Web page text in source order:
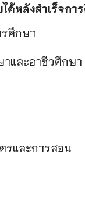
ด้หลังสำเร็จกา
ศึกษา
และอาชีวศึกษา
รและการสอน